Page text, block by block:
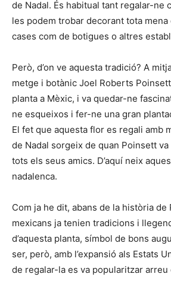
de Nadal. És habitual tant regalar-ne
les podem trobar decorant tota mena
cases com de botigues o altres
Però, d’on ve aquesta tradició? A
metge i botànic Joel Roberts
planta a Mèxic, i va quedar-ne
ne esqueixos i fer-ne una gran
El fet que aquesta flor es regali amb
de Nadal sorgeix de quan Poinsett
tots els seus amics. D’aquí neix
nadalenca.
Com ja he dit, abans de la història de
mexicans ja tenien tradicions i
d’aquesta planta, símbol de bons
ser, però, amb l’expansió als Estats
de regalar-la es va popularitzar arreu